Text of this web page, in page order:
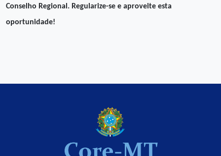
Conselho Regional. Regularize-se e aproveite esta
oportunidade!